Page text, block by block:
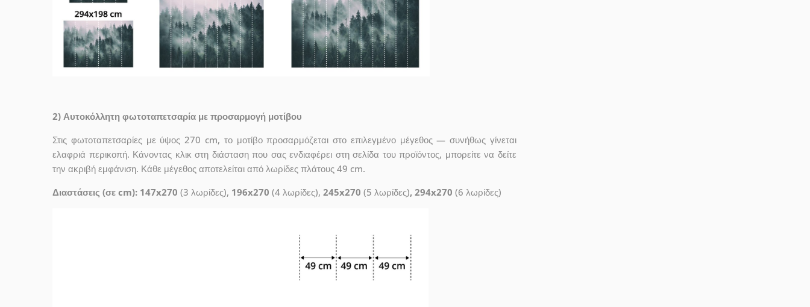
2) Αυτοκόλλητη φωτοταπετσαρία με προσαρμογή μοτίβου
Στις φωτοταπετσαρίες με ύψος 270 cm, το μοτίβο προσαρμόζεται στο επιλεγμένο μέγεθος — συνήθως γίνεται
ελαφριά περικοπή. Κάνοντας κλικ στη διάσταση που σας ενδιαφέρει στη σελίδα του προϊόντος, μπορείτε να δείτε
την ακριβή εμφάνιση. Κάθε μέγεθος αποτελείται από λωρίδες πλάτους 49 cm.
Διαστάσεις (σε cm): 147x270 (3 λωρίδες), 196x270 (4 λωρίδες), 245x270 (5 λωρίδες), 294x270 (6 λωρίδες)